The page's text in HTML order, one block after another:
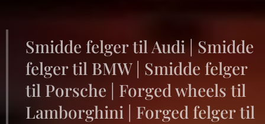
Smidde felger til Audi | Smidde
felger til BMW | Smidde felger
til Porsche | Forged wheels til
Lamborghini | Forged felger til